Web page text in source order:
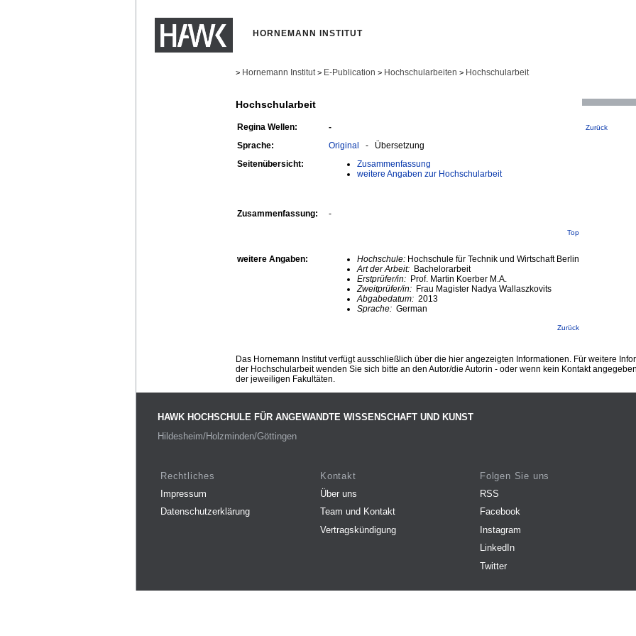
HORNEMANN INSTITUT
> Hornemann Institut > E-Publication > Hochschularbeiten > Hochschularbeit
Hochschularbeit
Regina Wellen: - Zurück
Sprache: Original - Übersetzung
Seitenübersicht:
Zusammenfassung
weitere Angaben zur Hochschularbeit
Zusammenfassung: -
Top
weitere Angaben: Hochschule: Hochschule für Technik und Wirtschaft Berlin
Art der Arbeit: Bachelorarbeit
Erstprüfer/in: Prof. Martin Koerber M.A.
Zweitprüfer/in: Frau Magister Nadya Wallaszkovits
Abgabedatum: 2013
Sprache: German
Zurück
Das Hornemann Institut verfügt ausschließlich über die hier angezeigten Informationen. Für weitere
der Hochschularbeit wenden Sie sich bitte an den Autor/die Autorin - oder wenn kein Kontakt
der jeweiligen Fakultäten.
HAWK HOCHSCHULE FÜR ANGEWANDTE WISSENSCHAFT UND KUNST
Hildesheim/Holzminden/Göttingen
Rechtliches
Impressum
Datenschutzerklärung
Kontakt
Über uns
Team und Kontakt
Vertragskündigung
Folgen Sie uns
RSS
Facebook
Instagram
LinkedIn
Twitter